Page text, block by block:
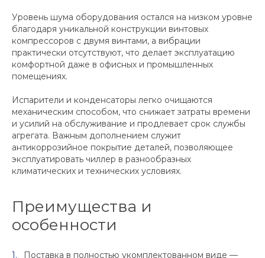
Уровень шума оборудования остался на низком уровне
благодаря уникальной конструкции винтовых
компрессоров с двумя винтами, а вибрации
практически отсутствуют, что делает эксплуатацию
комфортной даже в офисных и промышленных
помещениях.
Испарители и конденсаторы легко очищаются
механическим способом, что снижает затраты времени
и усилий на обслуживание и продлевает срок службы
агрегата. Важным дополнением служит
антикоррозийное покрытие деталей, позволяющее
эксплуатировать чиллер в разнообразных
климатических и технических условиях.
Преимущества и
особенности
Поставка в полностью укомплектованном виде —